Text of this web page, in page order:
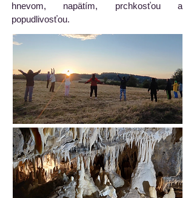
hnevom, napätím, prchkosťou a
popudlivosťou.